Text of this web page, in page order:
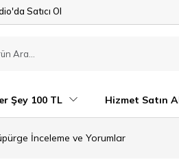
Satıcı Ol
Şey 100 TL Hizmet Satın
İnceleme ve Yorumlar